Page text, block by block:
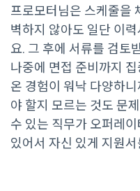
프로모터님은 스케줄을
벽하지 않아도 일단 이
요. 그 후에 서류를 검토
나중에 면접 준비까지
온 경험이 워낙 다양하
야 할지 모르는 것도 문
수 있는 직무가 오퍼레
있어서 자신 있게 지원